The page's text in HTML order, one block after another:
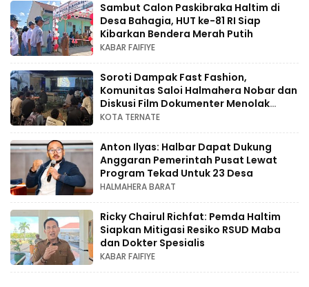
Sambut Calon Paskibraka Haltim di
Desa Bahagia, HUT ke-81 RI Siap
Kibarkan Bendera Merah Putih
KABAR FAIFIYE
Soroti Dampak Fast Fashion,
Komunitas Saloi Halmahera Nobar dan
Diskusi Film Dokumenter Menolak
Punah
KOTA TERNATE
Anton Ilyas: Halbar Dapat Dukung
Anggaran Pemerintah Pusat Lewat
Program Tekad Untuk 23 Desa
HALMAHERA BARAT
Ricky Chairul Richfat: Pemda Haltim
Siapkan Mitigasi Resiko RSUD Maba
dan Dokter Spesialis
KABAR FAIFIYE